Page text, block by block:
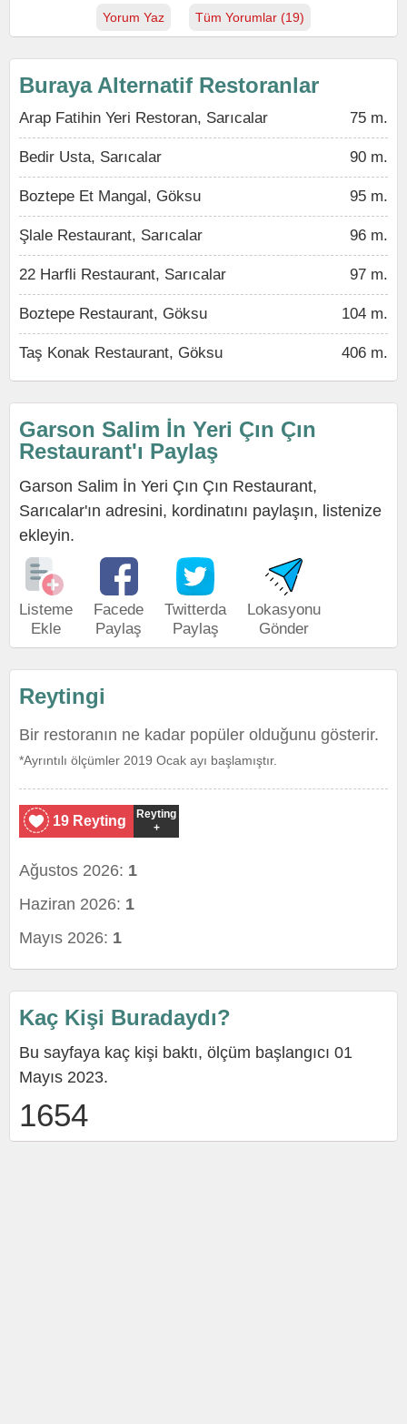
Yorum Yaz Tüm Yorumlar (19)
Buraya Alternatif Restoranlar
Arap Fatihin Yeri Restoran, Sarıcalar 75 m.
Bedir Usta, Sarıcalar 90 m.
Boztepe Et Mangal, Göksu 95 m.
Şlale Restaurant, Sarıcalar 96 m.
22 Harfli Restaurant, Sarıcalar 97 m.
Boztepe Restaurant, Göksu 104 m.
Taş Konak Restaurant, Göksu 406 m.
Garson Salim İn Yeri Çın Çın
Restaurant'ı Paylaş
Garson Salim İn Yeri Çın Çın Restaurant,
Sarıcalar'ın adresini, kordinatını paylaşın, listenize
ekleyin.
Listeme
Ekle
Facede
Paylaş
Twitterda
Paylaş
Lokasyonu
Gönder
Reytingi
Bir restoranın ne kadar popüler olduğunu gösterir.
*Ayrıntılı ölçümler 2019 Ocak ayı başlamıştır.
19 Reyting
Reyting
+
Ağustos 2026: 1
Haziran 2026: 1
Mayıs 2026: 1
Kaç Kişi Buradaydı?
Bu sayfaya kaç kişi baktı, ölçüm başlangıcı 01
Mayıs 2023.
1654